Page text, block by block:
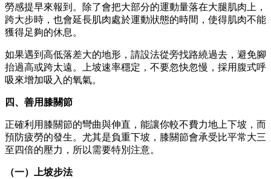
勞感提早來報到。除了會把大部分的運動量落在大腿肌肉上，
跨大步時，也會延長肌肉處於運動狀態的時間，使得肌肉不能
獲得足夠的休息。
如果遇到高低落差大的地形，請設法從旁找路繞過去，避免腳
抬過高或跨太遠。上坡速率穩定，不要忽快忽慢，採用腹式呼
吸來增加吸入的氧氣。
四、善用膝關節
正確利用膝關節的彎曲與伸直，能讓你較不費力地上下坡，而
預防疲勞的發生。尤其是負重下坡，膝關節會承受比平常大三
至四倍的壓力，所以需要特別注意。
（一）上坡步法